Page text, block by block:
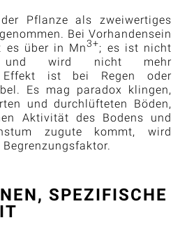
Pflanze als zweiwertiges
Bei Vorhandensein
es über in Mn3+; es ist nicht
und wird nicht mehr
Effekt ist bei Regen oder
Es mag paradox klingen,
und durchlüfteten Böden,
Aktivität des Bodens und
zugute kommt, wird
SPEZIFISCHE